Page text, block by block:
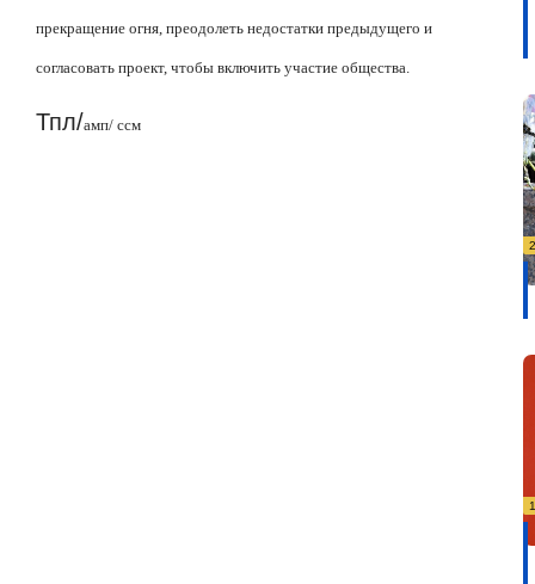
прекращение огня, преодолеть недостатки предыдущего и
согласовать проект, чтобы включить участие общества.
Тпл/амп/ ссм